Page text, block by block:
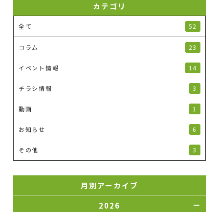
カテゴリ
全て 52
コラム 23
イベント情報 14
チラシ情報 3
動画 1
お知らせ 6
その他 3
月別アーカイブ
2026